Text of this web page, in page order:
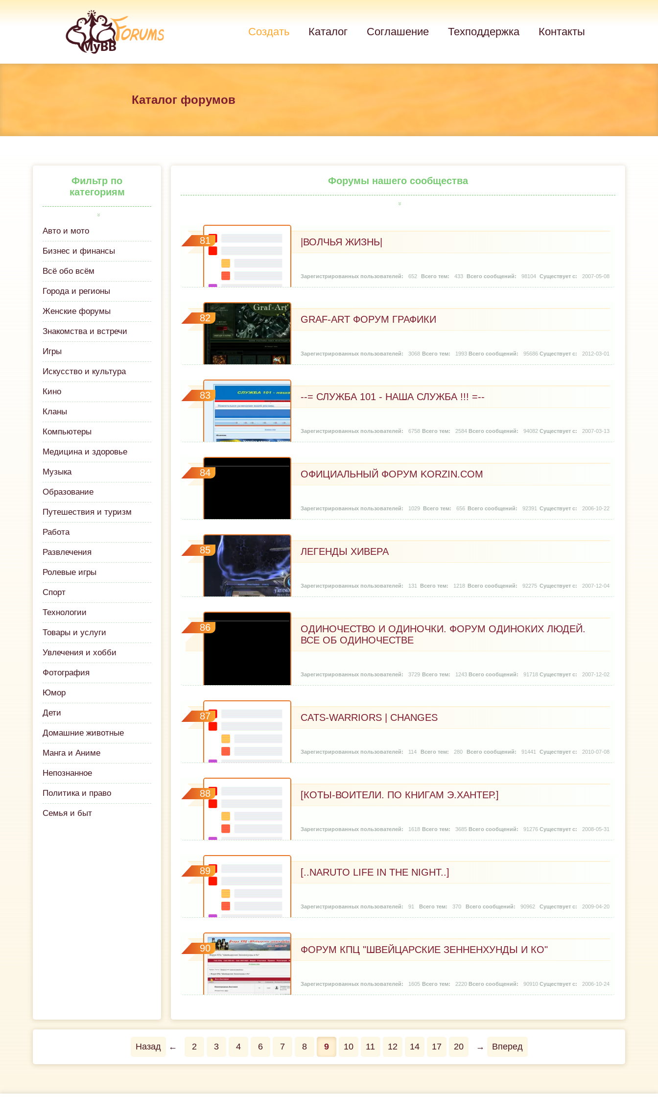
Создать Каталог Соглашение Техподдержка Контакты
Каталог форумов
Фильтр по
категориям
Авто и мото
Бизнес и финансы
Всё обо всём
Города и регионы
Женские форумы
Знакомства и встречи
Игры
Искусство и культура
Кино
Кланы
Компьютеры
Медицина и здоровье
Музыка
Образование
Путешествия и туризм
Работа
Развлечения
Ролевые игры
Спорт
Технологии
Товары и услуги
Увлечения и хобби
Фотография
Юмор
Дети
Домашние животные
Манга и Аниме
Непознанное
Политика и право
Семья и быт
Форумы нашего сообщества
81 |ВОЛЧЬЯ ЖИЗНЬ|
652 433 98104 2007-05-08
82 GRAF-ART ФОРУМ ГРАФИКИ
3068 1993 95686 2012-03-01
83 --= СЛУЖБА 101 - НАША СЛУЖБА !!! =--
6758 2584 94082 2007-03-13
84 ОФИЦИАЛЬНЫЙ ФОРУМ KORZIN.COM
1029 656 92391 2006-10-22
85 ЛЕГЕНДЫ ХИВЕРА
131 1218 92275 2007-12-04
86
ОДИНОЧЕСТВО И ОДИНОЧКИ. ФОРУМ ОДИНОКИХ ЛЮДЕЙ.
ВСЕ ОБ ОДИНОЧЕСТВЕ
3729 1243 91718 2007-12-02
87 CATS-WARRIORS | CHANGES
114 280 91441 2010-07-08
88 [КОТЫ-ВОИТЕЛИ. ПО КНИГАМ Э.ХАНТЕР.]
1618 3685 91276 2008-05-31
89 [..NARUTO LIFE IN THE NIGHT..]
91 370 90962 2009-04-20
90 ФОРУМ КПЦ "ШВЕЙЦАРСКИЕ ЗЕННЕНХУНДЫ И КО"
1605 2220 90910 2006-10-24
Назад ← 2 3 4 6 7 8 9 10 11 12 14 17 20 → Вперед